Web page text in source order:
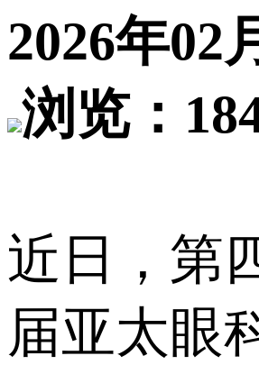
2026年02
浏览：
近日，第
届亚太眼